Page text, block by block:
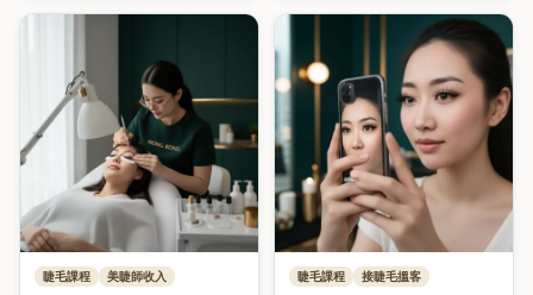
同。Fine Arts Academy 紋繡
導師團隊用 12 個維度逐項對照，
仲附香港價格範圍同揀選決策
樹。
睫毛課程 美睫師收入 睫毛課程 接睫毛搵客